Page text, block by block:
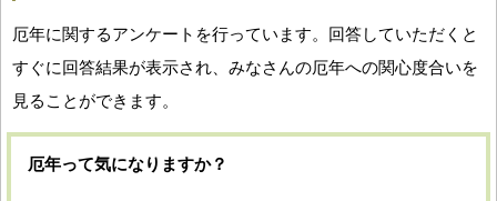
厄年に関するアンケートを行っています。回答していただくと
すぐに回答結果が表示され、みなさんの厄年への関心度合いを
見ることができます。
厄年って気になりますか？